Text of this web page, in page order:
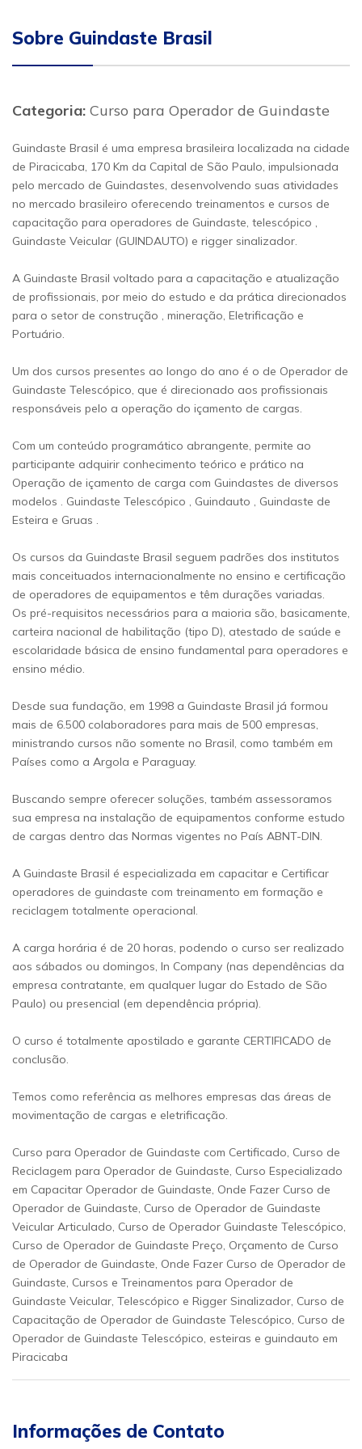
Sobre Guindaste Brasil
Categoria: Curso para Operador de Guindaste
Guindaste Brasil é uma empresa brasileira localizada na cidade
de Piracicaba, 170 Km da Capital de São Paulo, impulsionada
pelo mercado de Guindastes, desenvolvendo suas atividades
no mercado brasileiro oferecendo treinamentos e cursos de
capacitação para operadores de Guindaste, telescópico ,
Guindaste Veicular (GUINDAUTO) e rigger sinalizador.
A Guindaste Brasil voltado para a capacitação e atualização
de profissionais, por meio do estudo e da prática direcionados
para o setor de construção , mineração, Eletrificação e
Portuário.
Um dos cursos presentes ao longo do ano é o de Operador de
Guindaste Telescópico, que é direcionado aos profissionais
responsáveis pelo a operação do içamento de cargas.
Com um conteúdo programático abrangente, permite ao
participante adquirir conhecimento teórico e prático na
Operação de içamento de carga com Guindastes de diversos
modelos . Guindaste Telescópico , Guindauto , Guindaste de
Esteira e Gruas .
Os cursos da Guindaste Brasil seguem padrões dos institutos
mais conceituados internacionalmente no ensino e certificação
de operadores de equipamentos e têm durações variadas.
Os pré-requisitos necessários para a maioria são, basicamente,
carteira nacional de habilitação (tipo D), atestado de saúde e
escolaridade básica de ensino fundamental para operadores e
ensino médio.
Desde sua fundação, em 1998 a Guindaste Brasil já formou
mais de 6.500 colaboradores para mais de 500 empresas,
ministrando cursos não somente no Brasil, como também em
Países como a Argola e Paraguay.
Buscando sempre oferecer soluções, também assessoramos
sua empresa na instalação de equipamentos conforme estudo
de cargas dentro das Normas vigentes no País ABNT-DIN.
A Guindaste Brasil é especializada em capacitar e Certificar
operadores de guindaste com treinamento em formação e
reciclagem totalmente operacional.
A carga horária é de 20 horas, podendo o curso ser realizado
aos sábados ou domingos, In Company (nas dependências da
empresa contratante, em qualquer lugar do Estado de São
Paulo) ou presencial (em dependência própria).
O curso é totalmente apostilado e garante CERTIFICADO de
conclusão.
Temos como referência as melhores empresas das áreas de
movimentação de cargas e eletrificação.
Curso para Operador de Guindaste com Certificado, Curso de
Reciclagem para Operador de Guindaste, Curso Especializado
em Capacitar Operador de Guindaste, Onde Fazer Curso de
Operador de Guindaste, Curso de Operador de Guindaste
Veicular Articulado, Curso de Operador Guindaste Telescópico,
Curso de Operador de Guindaste Preço, Orçamento de Curso
de Operador de Guindaste, Onde Fazer Curso de Operador de
Guindaste, Cursos e Treinamentos para Operador de
Guindaste Veicular, Telescópico e Rigger Sinalizador, Curso de
Capacitação de Operador de Guindaste Telescópico, Curso de
Operador de Guindaste Telescópico, esteiras e guindauto em
Piracicaba
Informações de Contato